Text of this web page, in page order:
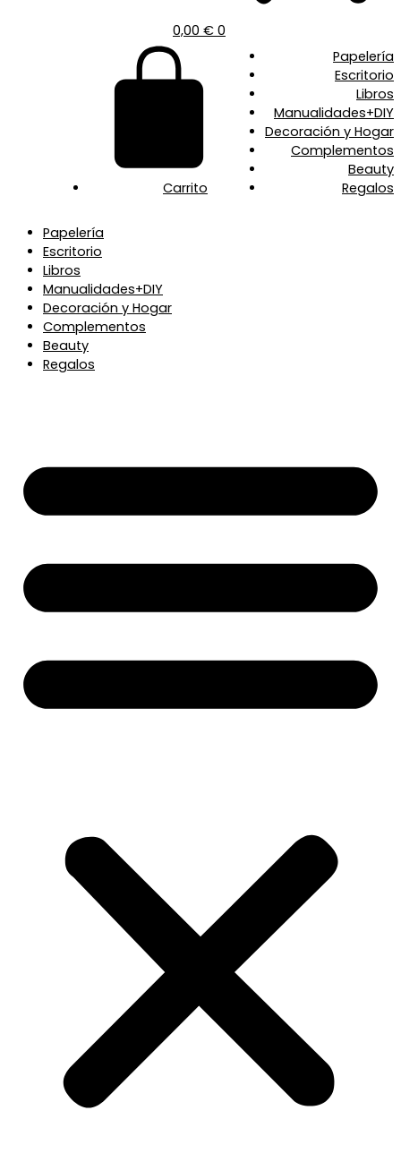
0,00 € 0
Carrito
Papelería
Escritorio
Libros
Manualidades+DIY
Decoración y Hogar
Complementos
Beauty
Regalos
Papelería
Escritorio
Libros
Manualidades+DIY
Decoración y Hogar
Complementos
Beauty
Regalos